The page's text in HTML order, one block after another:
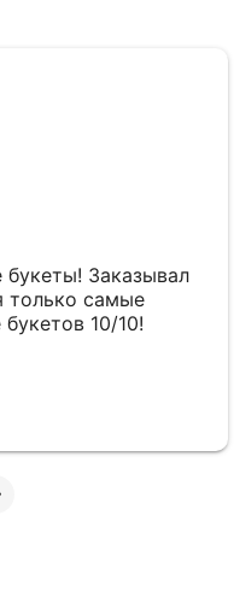
Заказывал
только самые
10/10!